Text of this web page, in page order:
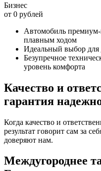
Бизнес
от 0 рублей
Автомобиль
плавным ходом
Идеальный выбор для
Безупречное
уровень комфорта
Качество и
гарантия
Когда качество и
результат говорит сам за
доверяют нам.
Междугороднее